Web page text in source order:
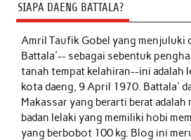
SIAPA DAENG BATTALA?
Amril Taufik Gobelyang menjuluki
Battala'-- sebagai sebentuk
tanah tempat kelahiran--ini adalah
kota daeng, 9 April 1970. Battala'
Makassar yang berarti berat adalah
badan lelaki yang memiliki hobi
yang berbobot 100 kg. Blog ini